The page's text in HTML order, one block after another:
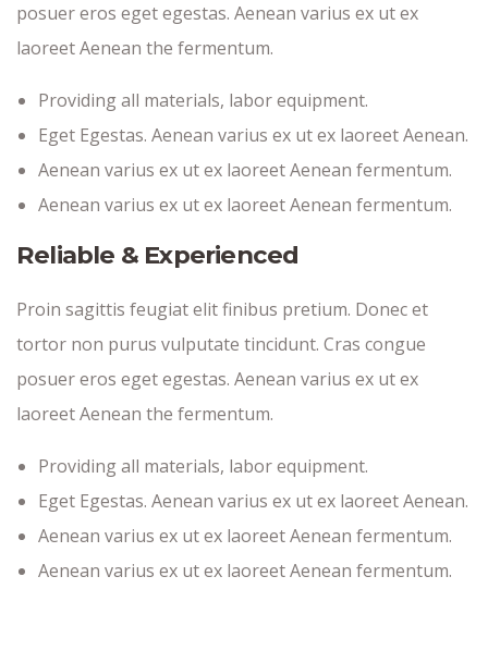
posuer eros eget egestas. Aenean varius ex ut ex
laoreet Aenean the fermentum.
Providing all materials, labor equipment.
Eget Egestas. Aenean varius ex ut ex laoreet Aenean.
Aenean varius ex ut ex laoreet Aenean fermentum.
Aenean varius ex ut ex laoreet Aenean fermentum.
Reliable & Experienced
Proin sagittis feugiat elit finibus pretium. Donec et
tortor non purus vulputate tincidunt. Cras congue
posuer eros eget egestas. Aenean varius ex ut ex
laoreet Aenean the fermentum.
Providing all materials, labor equipment.
Eget Egestas. Aenean varius ex ut ex laoreet Aenean.
Aenean varius ex ut ex laoreet Aenean fermentum.
Aenean varius ex ut ex laoreet Aenean fermentum.